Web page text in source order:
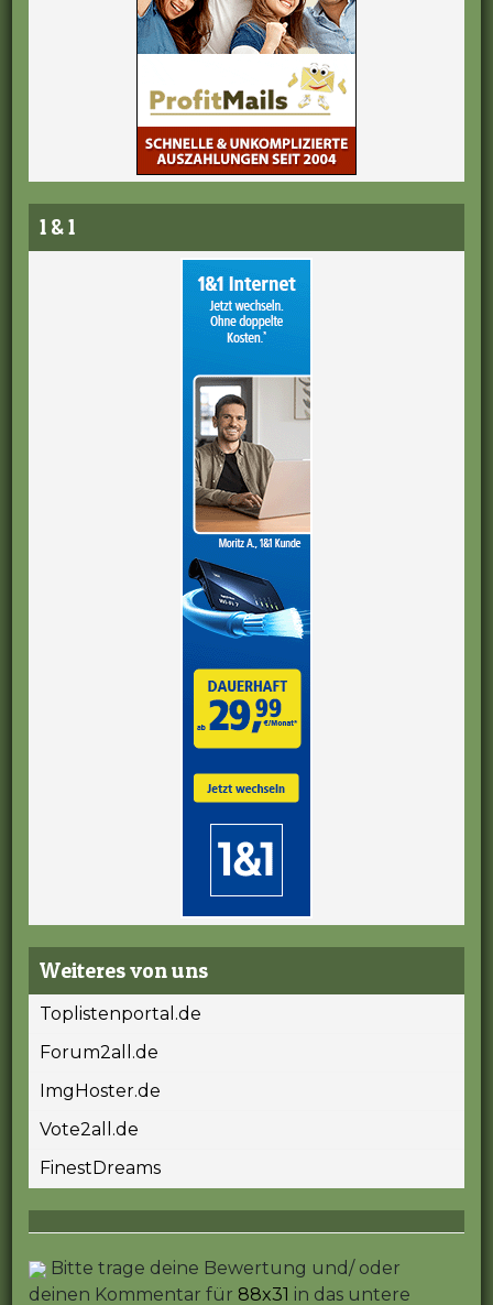
1 & 1
Weiteres von uns
Toplistenportal.de
Forum2all.de
ImgHoster.de
Vote2all.de
FinestDreams
Bitte trage deine Bewertung und/ oder
deinen Kommentar für 88x31 in das untere